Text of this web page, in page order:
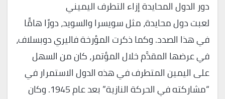
دور الدول المحايدة إزاء التطرف اليميني
لعبت دول محايدة، مثل سويسرا والسويد، دورًا هامًّا
في هذا الصدد. وكما ذكرت المؤرخة فاليري دوبسلاف،
في عرضها المقدَّم خلال المؤتمر، كان من السهل
على اليمين المتطرف في هذه الدول الاستمرار في
“مشاركته في الحركة النازية” بعد عام 1945. وكان